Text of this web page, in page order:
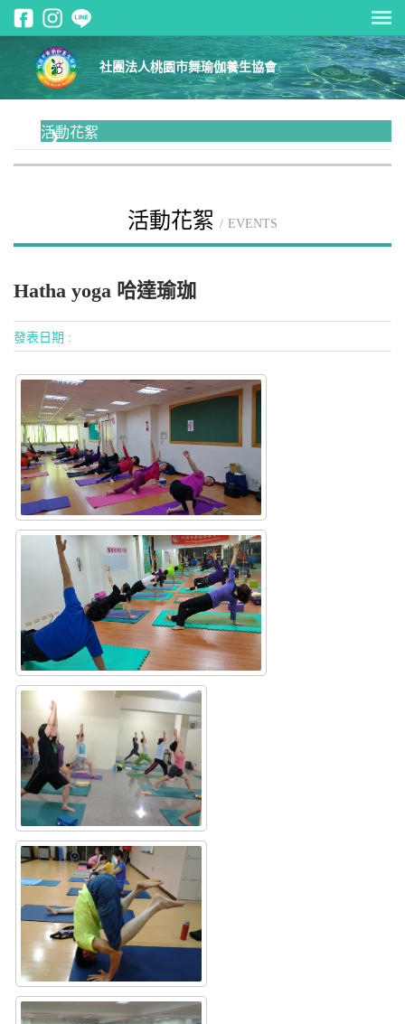
社團法人桃園市舞瑜伽養生協會
活動花絮
活動花絮 EVENTS
Hatha yoga 哈達瑜珈
發表日期 :